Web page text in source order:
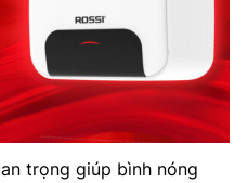
trọng giúp bình nóng